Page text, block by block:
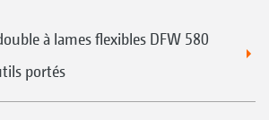
à lames flexibles DFW 580
portés